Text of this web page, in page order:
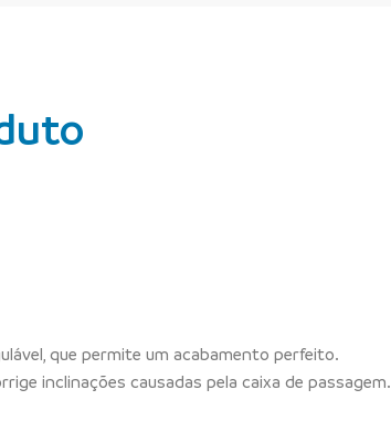
que permite um acabamento perfeito.
inclinações causadas pela caixa de passagem.